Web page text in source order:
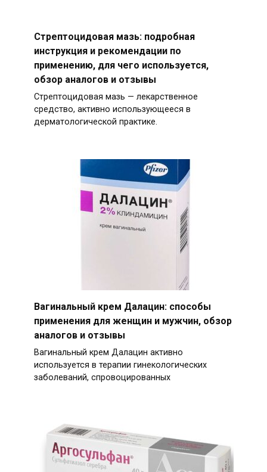
Стрептоцидовая мазь: подробная
инструкция и рекомендации по
применению, для чего используется,
обзор аналогов и отзывы
Стрептоцидовая мазь — лекарственное
средство, активно использующееся в
дерматологической практике.
Вагинальный крем Далацин: способы
применения для женщин и мужчин, обзор
аналогов и отзывы
Вагинальный крем Далацин активно
используется в терапии гинекологических
заболеваний, спровоцированных